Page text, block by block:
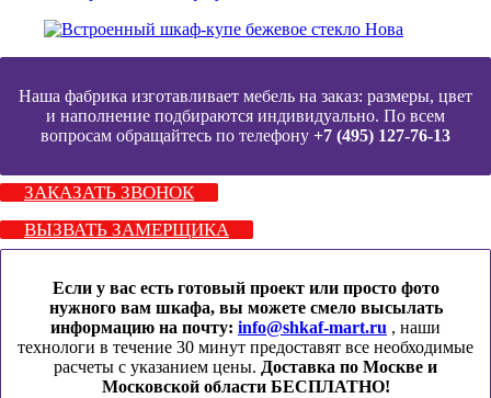
Наша фабрика изготавливает мебель на заказ: размеры, цвет
и наполнение подбираются индивидуально. По всем
вопросам обращайтесь по телефону +7 (495) 127-76-13
ЗАКАЗАТЬ ЗВОНОК
ВЫЗВАТЬ ЗАМЕРЩИКА
Если у вас есть готовый проект или просто фото
нужного вам шкафа, вы можете смело высылать
информацию на почту: info@shkaf-mart.ru , наши
технологи в течение 30 минут предоставят все необходимые
расчеты с указанием цены. Доставка по Москве и
Московской области БЕСПЛАТНО!